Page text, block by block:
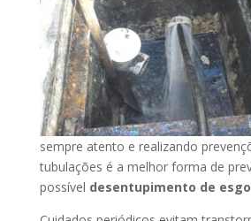
sempre atento e realizando
tubulações é a melhor forma de
possível desentupimento de